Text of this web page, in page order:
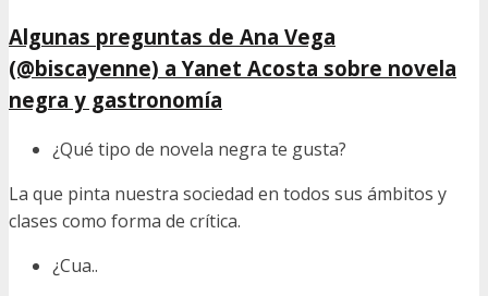
Algunas preguntas de Ana Vega
(@biscayenne) a Yanet Acosta sobre novela
negra y gastronomía
¿Qué tipo de novela negra te gusta?
La que pinta nuestra sociedad en todos sus ámbitos y
clases como forma de crítica.
¿Cua..